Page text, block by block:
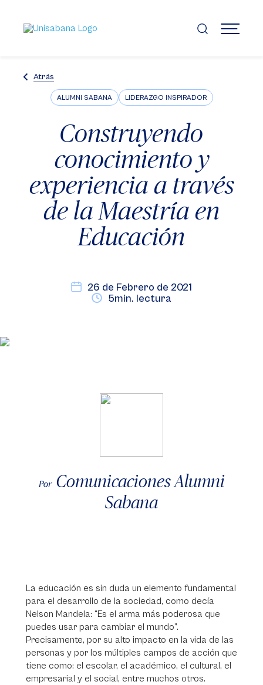
contenido
principal
MENÚ
Atrás
ALUMNI SABANA LIDERAZGO INSPIRADOR
Construyendo
conocimiento y
experiencia a través
de la Maestría en
Educación
26 de Febrero de 2021
5min. lectura
Por Comunicaciones Alumni
Sabana
La educación es sin duda un elemento fundamental
para el desarrollo de la sociedad, como decía
Nelson Mandela: “Es el arma más poderosa que
puedes usar para cambiar el mundo”.
Precisamente, por su alto impacto en la vida de las
personas y por los múltiples campos de acción que
tiene como: el escolar, el académico, el cultural, el
empresarial y el social, entre muchos otros.